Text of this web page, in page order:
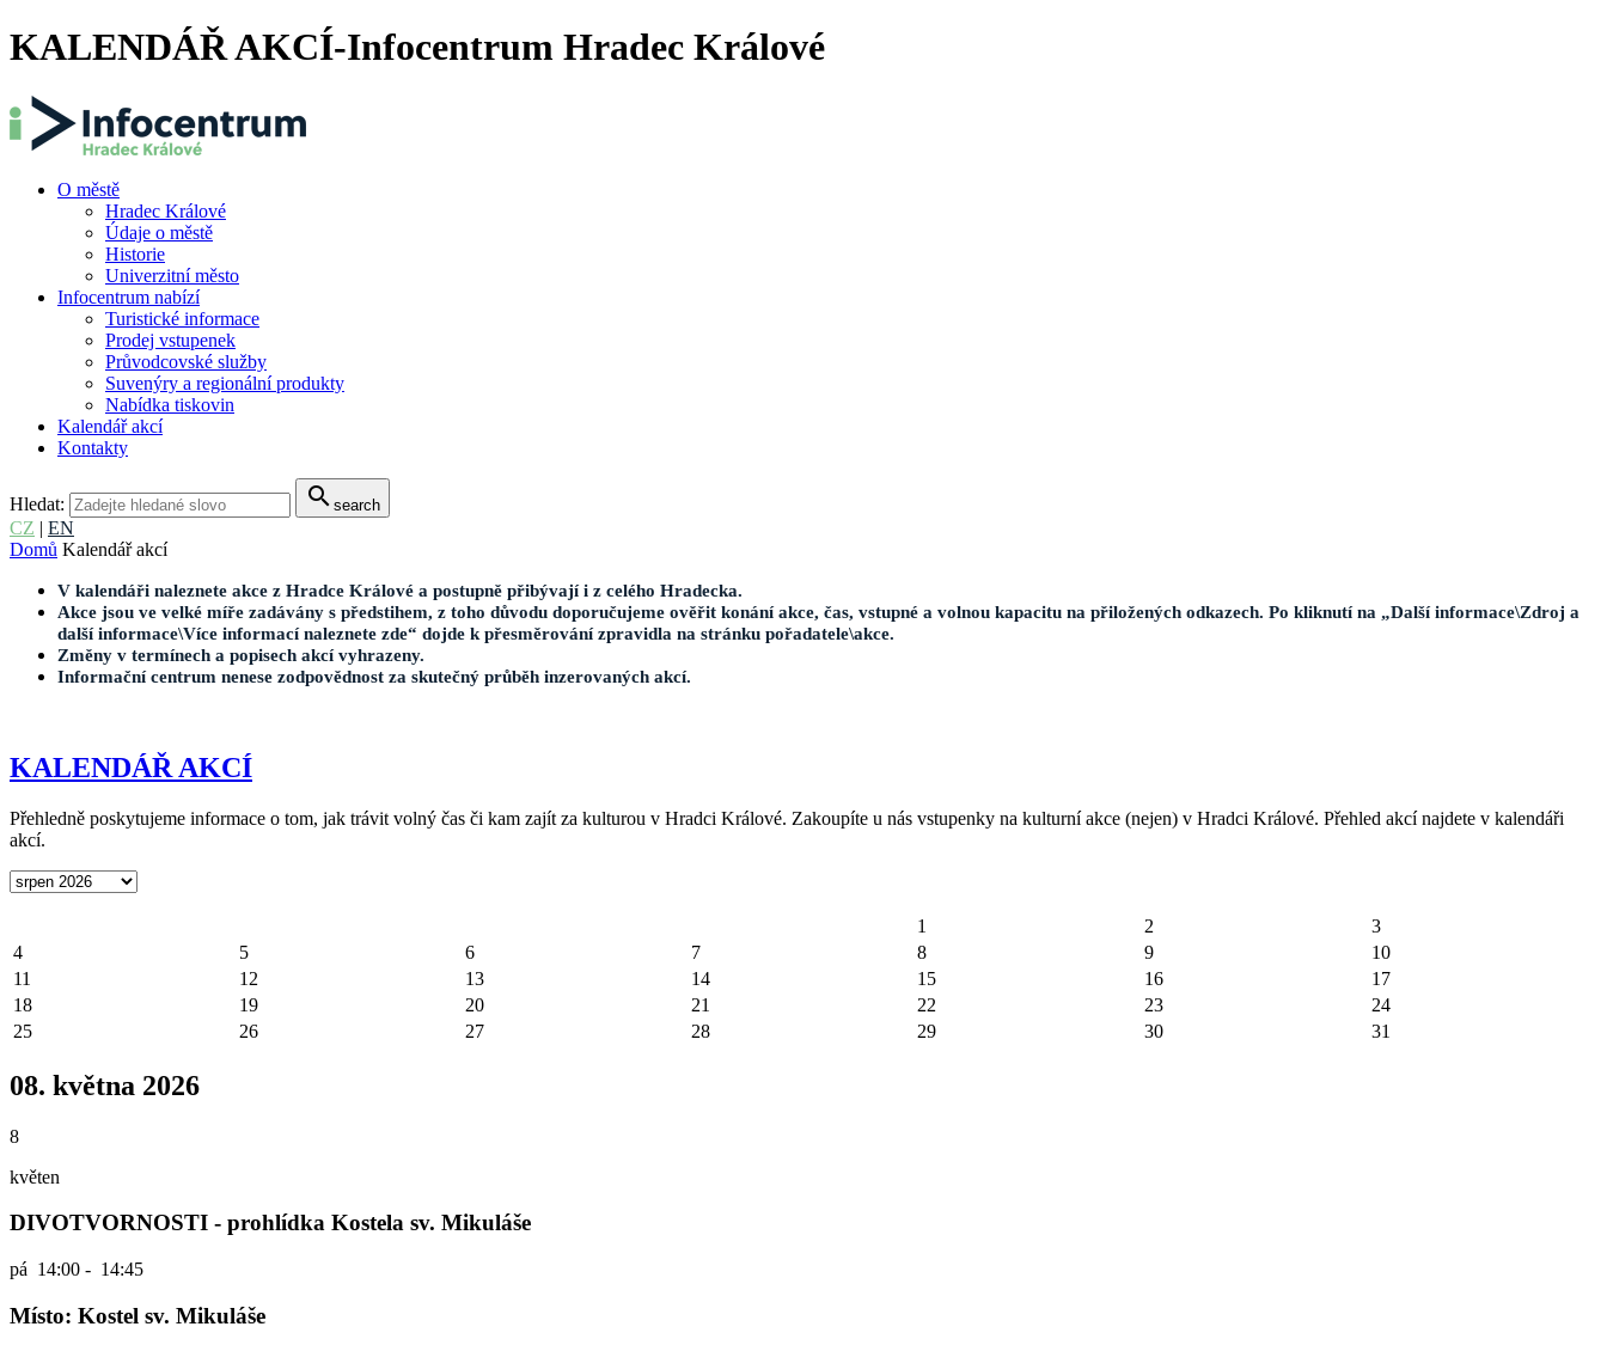
KALENDÁŘ AKCÍ-Infocentrum Hradec Králové
O městě
Hradec Králové
Údaje o městě
Historie
Univerzitní město
Infocentrum nabízí
Turistické informace
Prodej vstupenek
Průvodcovské služby
Suvenýry a regionální produkty
Nabídka tiskovin
Kalendář akcí
Kontakty
Hledat: search search
CZ | EN
Domů Kalendář akcí
V kalendáři naleznete akce z Hradce Králové a postupně přibývají i z celého Hradecka.
Akce jsou ve velké míře zadávány s předstihem, z toho důvodu doporučujeme ověřit konání akce, čas, vstupné a volnou kapacitu na přiložených odkazech. Po kliknutí na „Další informace\Zdroj a
další informace\Více informací naleznete zde“ dojde k přesměrování zpravidla na stránku pořadatele\akce.
Změny v termínech a popisech akcí vyhrazeny.
Informační centrum nenese zodpovědnost za skutečný průběh inzerovaných akcí.
KALENDÁŘ AKCÍ
Přehledně poskytujeme informace o tom, jak trávit volný čas či kam zajít za kulturou v Hradci Králové. Zakoupíte u nás vstupenky na kulturní akce (nejen) v Hradci Králové. Přehled akcí najdete v kalendáři
akcí.
1 2
3
4
5 6 7 8 9
10
11
12 13 14 15 16
17
18
19 20 21 22 23
24
25
26 27 28 29 30 31
08. května 2026
8
květen
DIVOTVORNOSTI - prohlídka Kostela sv. Mikuláše
pá 14:00 - 14:45
Místo: Kostel sv. Mikuláše